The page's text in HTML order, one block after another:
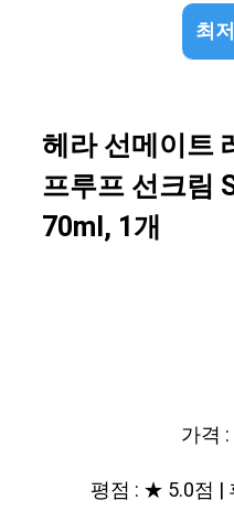
최
헤라 선메이트
프루프 선크림
70ml, 1개
가격 :
평점 : ★ 5.0점 |